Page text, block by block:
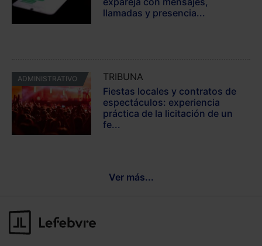
llamadas y presencia...
ADMINISTRATIVO
TRIBUNA
Fiestas locales y contratos de
espectáculos: experiencia
práctica de la licitación de un
fe...
Ver más...